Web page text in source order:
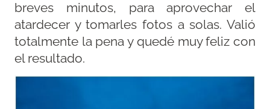
breves minutos, para aprovechar el
atardecer y tomarles fotos a solas. Valió
totalmente la pena y quedé muy feliz con
el resultado.